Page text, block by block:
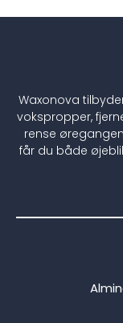
Waxonova
vokspropper,
rense
får du både